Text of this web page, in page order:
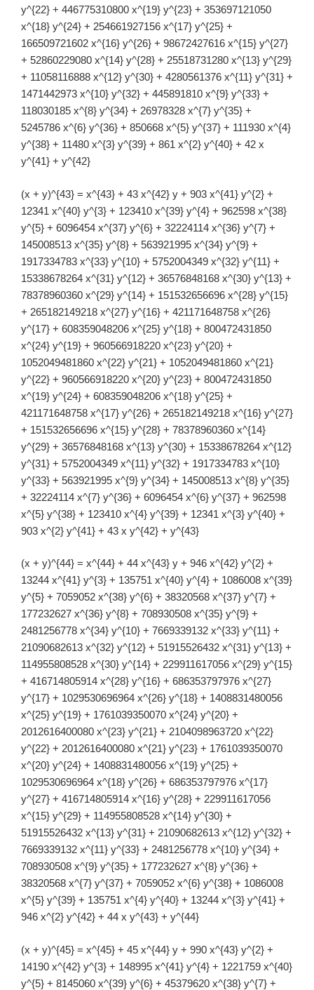
y^{22} + 446775310800 x^{19} y^{23} + 353697121050
x^{18} y^{24} + 254661927156 x^{17} y^{25} +
166509721602 x^{16} y^{26} + 98672427616 x^{15} y^{27}
+ 52860229080 x^{14} y^{28} + 25518731280 x^{13} y^{29}
+ 11058116888 x^{12} y^{30} + 4280561376 x^{11} y^{31} +
1471442973 x^{10} y^{32} + 445891810 x^{9} y^{33} +
118030185 x^{8} y^{34} + 26978328 x^{7} y^{35} +
5245786 x^{6} y^{36} + 850668 x^{5} y^{37} + 111930 x^{4}
y^{38} + 11480 x^{3} y^{39} + 861 x^{2} y^{40} + 42 x
y^{41} + y^{42}
(x + y)^{43} = x^{43} + 43 x^{42} y + 903 x^{41} y^{2} +
12341 x^{40} y^{3} + 123410 x^{39} y^{4} + 962598 x^{38}
y^{5} + 6096454 x^{37} y^{6} + 32224114 x^{36} y^{7} +
145008513 x^{35} y^{8} + 563921995 x^{34} y^{9} +
1917334783 x^{33} y^{10} + 5752004349 x^{32} y^{11} +
15338678264 x^{31} y^{12} + 36576848168 x^{30} y^{13} +
78378960360 x^{29} y^{14} + 151532656696 x^{28} y^{15}
+ 265182149218 x^{27} y^{16} + 421171648758 x^{26}
y^{17} + 608359048206 x^{25} y^{18} + 800472431850
x^{24} y^{19} + 960566918220 x^{23} y^{20} +
1052049481860 x^{22} y^{21} + 1052049481860 x^{21}
y^{22} + 960566918220 x^{20} y^{23} + 800472431850
x^{19} y^{24} + 608359048206 x^{18} y^{25} +
421171648758 x^{17} y^{26} + 265182149218 x^{16} y^{27}
+ 151532656696 x^{15} y^{28} + 78378960360 x^{14}
y^{29} + 36576848168 x^{13} y^{30} + 15338678264 x^{12}
y^{31} + 5752004349 x^{11} y^{32} + 1917334783 x^{10}
y^{33} + 563921995 x^{9} y^{34} + 145008513 x^{8} y^{35}
+ 32224114 x^{7} y^{36} + 6096454 x^{6} y^{37} + 962598
x^{5} y^{38} + 123410 x^{4} y^{39} + 12341 x^{3} y^{40} +
903 x^{2} y^{41} + 43 x y^{42} + y^{43}
(x + y)^{44} = x^{44} + 44 x^{43} y + 946 x^{42} y^{2} +
13244 x^{41} y^{3} + 135751 x^{40} y^{4} + 1086008 x^{39}
y^{5} + 7059052 x^{38} y^{6} + 38320568 x^{37} y^{7} +
177232627 x^{36} y^{8} + 708930508 x^{35} y^{9} +
2481256778 x^{34} y^{10} + 7669339132 x^{33} y^{11} +
21090682613 x^{32} y^{12} + 51915526432 x^{31} y^{13} +
114955808528 x^{30} y^{14} + 229911617056 x^{29} y^{15}
+ 416714805914 x^{28} y^{16} + 686353797976 x^{27}
y^{17} + 1029530696964 x^{26} y^{18} + 1408831480056
x^{25} y^{19} + 1761039350070 x^{24} y^{20} +
2012616400080 x^{23} y^{21} + 2104098963720 x^{22}
y^{22} + 2012616400080 x^{21} y^{23} + 1761039350070
x^{20} y^{24} + 1408831480056 x^{19} y^{25} +
1029530696964 x^{18} y^{26} + 686353797976 x^{17}
y^{27} + 416714805914 x^{16} y^{28} + 229911617056
x^{15} y^{29} + 114955808528 x^{14} y^{30} +
51915526432 x^{13} y^{31} + 21090682613 x^{12} y^{32} +
7669339132 x^{11} y^{33} + 2481256778 x^{10} y^{34} +
708930508 x^{9} y^{35} + 177232627 x^{8} y^{36} +
38320568 x^{7} y^{37} + 7059052 x^{6} y^{38} + 1086008
x^{5} y^{39} + 135751 x^{4} y^{40} + 13244 x^{3} y^{41} +
946 x^{2} y^{42} + 44 x y^{43} + y^{44}
(x + y)^{45} = x^{45} + 45 x^{44} y + 990 x^{43} y^{2} +
14190 x^{42} y^{3} + 148995 x^{41} y^{4} + 1221759 x^{40}
y^{5} + 8145060 x^{39} y^{6} + 45379620 x^{38} y^{7} +